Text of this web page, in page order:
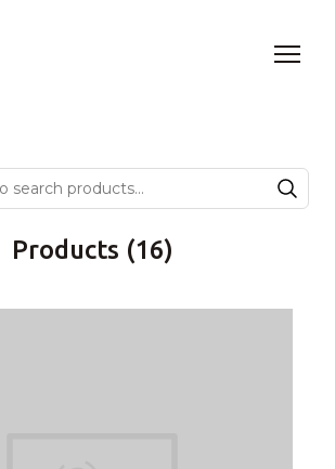
Products (16)